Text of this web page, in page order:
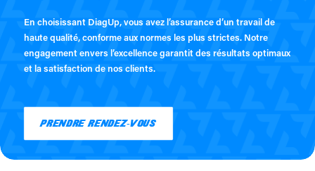
En choisissant DiagUp, vous avez l’assurance d’un travail de
haute qualité, conforme aux normes les plus strictes. Notre
engagement envers l’excellence garantit des résultats optimaux
et la satisfaction de nos clients.
PRENDRE RENDEZ-VOUS